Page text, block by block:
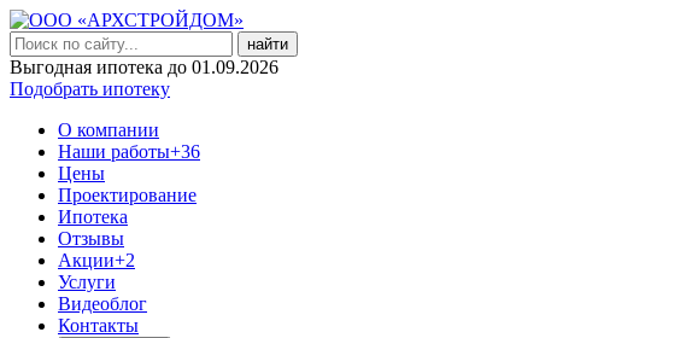
найти
Выгодная ипотека до 01.09.2026
Подобрать ипотеку
О компании
Наши работы+36
Цены
Проектирование
Ипотека
Отзывы
Акции+2
Услуги
Видеоблог
Контакты